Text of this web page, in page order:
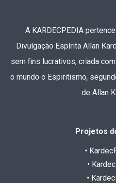
A KARDECPEDIA
Divulgação Espírita Allan
sem fins lucrativos, criada
o mundo o Espiritismo,
de Allan
Projetos
•
•
•